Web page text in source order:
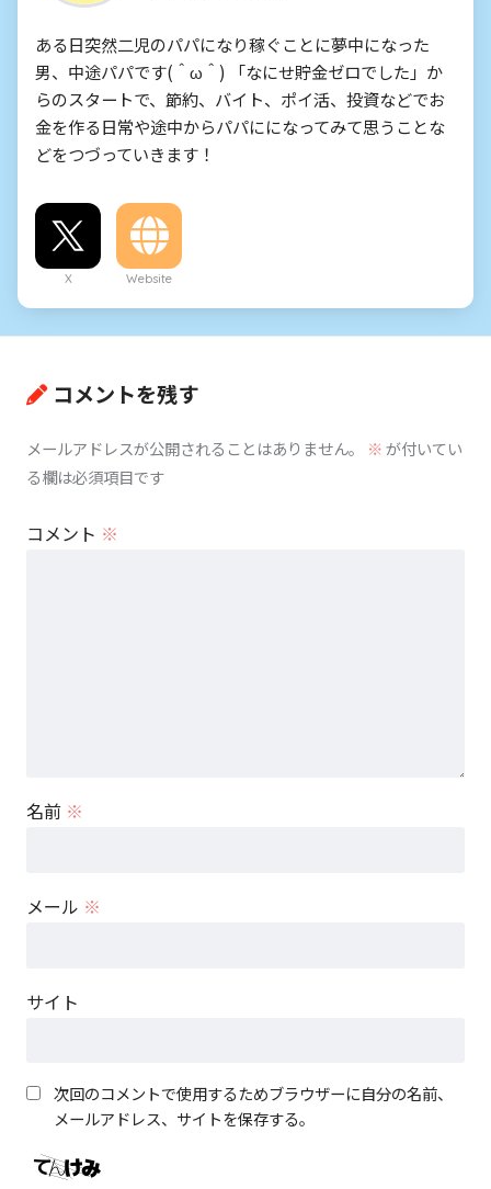
ある日突然二児のパパになり稼ぐことに夢中になった
男、中途パパです(＾ω＾) 「なにせ貯金ゼロでした」か
らのスタートで、節約、バイト、ポイ活、投資などでお
金を作る日常や途中からパパにになってみて思うことな
どをつづっていきます！
X Website
コメントを残す
メールアドレスが公開されることはありません。 ※が付いてい
る欄は必須項目です
コメント ※
名前 ※
メール ※
サイト
次回のコメントで使用するためブラウザーに自分の名前、
メールアドレス、サイトを保存する。